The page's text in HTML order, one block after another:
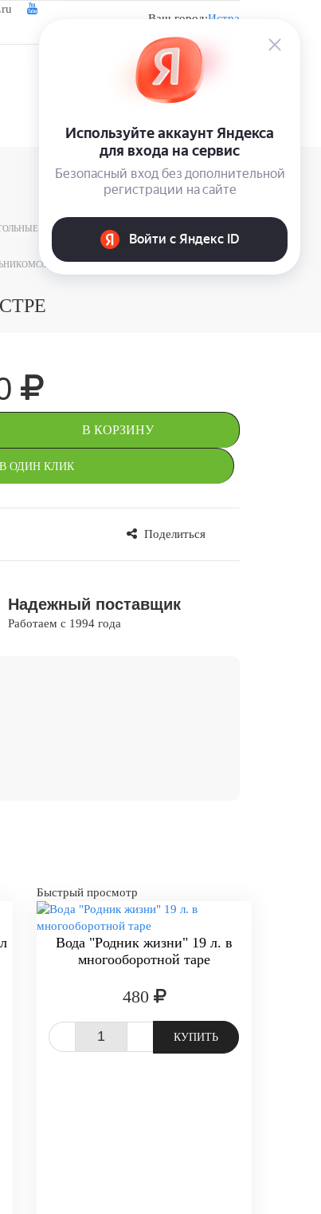
Ваш город:Истра
143502, Московская обл., г. Истра, ул.
Панфилова, д.2.
КУЛЕРЫ
СО ШКАФЧИКОМС НИЖНЕЙ ЗАГРУЗКОЙ
В КОРЗИНУ
ОДИН КЛИК
Поделиться
Надежный поставщик
Работаем с 1994 года
Быстрый просмотр
Вода "Родник жизни" 19 л. в
многооборотной таре
480
КУПИТЬ